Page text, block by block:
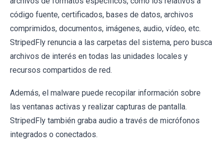
código fuente, certificados, bases de datos, archivos
comprimidos, documentos, imágenes, audio, vídeo, etc.
StripedFly renuncia a las carpetas del sistema, pero busca
archivos de interés en todas las unidades locales y
recursos compartidos de red.
Además, el malware puede recopilar información sobre
las ventanas activas y realizar capturas de pantalla.
StripedFly también graba audio a través de micrófonos
integrados o conectados.